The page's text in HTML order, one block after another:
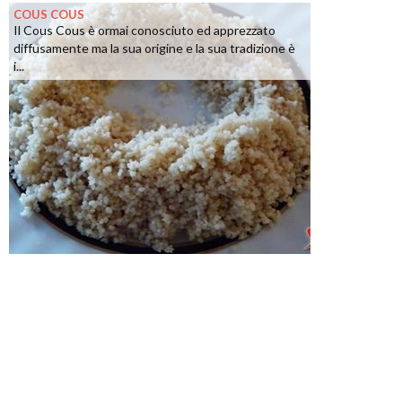
COUS COUS
Il Cous Cous è ormai conosciuto ed apprezzato
diffusamente ma la sua origine e la sua tradizione è
i...